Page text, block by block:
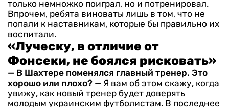
только немножко поиграл, но и потренировал.
Впрочем, ребята виноваты лишь в том, что не
попали к наставникам, которые бы правильно их
воспитали.
«Луческу, в отличие от
Фонсеки, не боялся рисковать»
— В Шахтере поменялся главный тренер. Это
хорошо или плохо? — Я вам об этом скажу, когда
увижу, как новый тренер будет доверять
молодым украинским футболистам. В последнее